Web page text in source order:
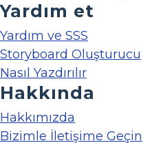
Yardım et
Yardım ve SSS
Storyboard Oluşturucu
Nasıl Yazdırılır
Hakkında
Hakkımızda
Bizimle İletişime Geçin